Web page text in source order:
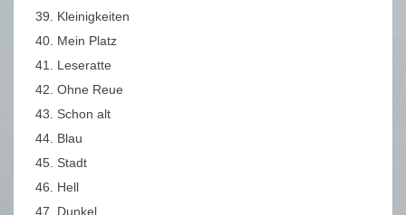
39. Kleinigkeiten
40. Mein Platz
41. Leseratte
42. Ohne Reue
43. Schon alt
44. Blau
45. Stadt
46. Hell
47. Dunkel